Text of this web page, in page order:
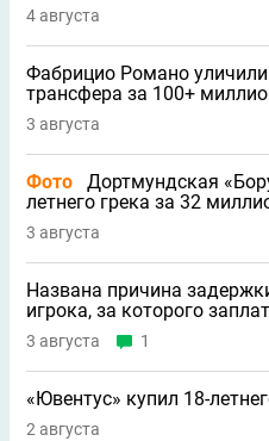
4 августа
Фабрицио Романо
трансфера за 100+
3 августа
Фото
Дортмундская
летнего грека за 32
3 августа
Названа причина
игрока, за которого
3 августа 1
«Ювентус» купил 18-
2 августа